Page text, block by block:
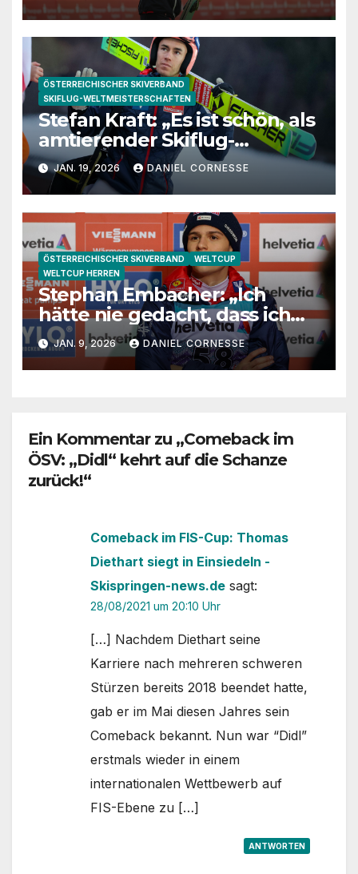
ÖSTERREICHISCHER SKIVERBAND
SKIFLUG-WELTMEISTERSCHAFTEN
Stefan Kraft: „Es ist schön, als
amtierender Skiflug-
Weltmeister nach Oberstdorf
zu kommen“
JAN. 19, 2026 DANIEL CORNESSE
ÖSTERREICHISCHER SKIVERBAND
WELTCUP
WELTCUP HERREN
Stephan Embacher: „Ich
hätte nie gedacht, dass ich
die Tournee auf dem Podium
abschließen kann“
JAN. 9, 2026 DANIEL CORNESSE
Ein Kommentar zu „Comeback im
ÖSV: „Didl“ kehrt auf die Schanze
zurück!“
Comeback im FIS-Cup: Thomas
Diethart siegt in Einsiedeln -
Skispringen-news.de sagt:
28/08/2021 um 20:10 Uhr
[…] Nachdem Diethart seine
Karriere nach mehreren schweren
Stürzen bereits 2018 beendet hatte,
gab er im Mai diesen Jahres sein
Comeback bekannt. Nun war “Didl”
erstmals wieder in einem
internationalen Wettbewerb auf
FIS-Ebene zu […]
ANTWORTEN